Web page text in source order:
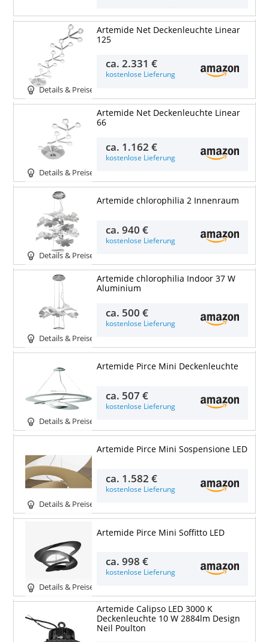
Details & Preise
Artemide Net Deckenleuchte Linear
125
ca.2.331 €
kostenlose Lieferung
Details & Preise
Artemide Net Deckenleuchte Linear
66
ca. 1.162 €
kostenlose Lieferung
Details & Preise
Artemide chlorophilia 2 Innenraum
ca.940 €
kostenlose Lieferung
Details & Preise
Artemide chlorophilia Indoor 37 W
Aluminium
ca. 500 €
kostenlose Lieferung
Details & Preise
Artemide Pirce Mini Deckenleuchte
ca. 507 €
kostenlose Lieferung
Details & Preise
Artemide Pirce Mini Sospensione LED
ca. 1.582 €
kostenlose Lieferung
Details & Preise
Artemide Pirce Mini Soffitto LED
ca.998 €
kostenlose Lieferung
Artemide Calipso LED 3000 K
Deckenleuchte 10 W 2884lm Design
Neil Poulton